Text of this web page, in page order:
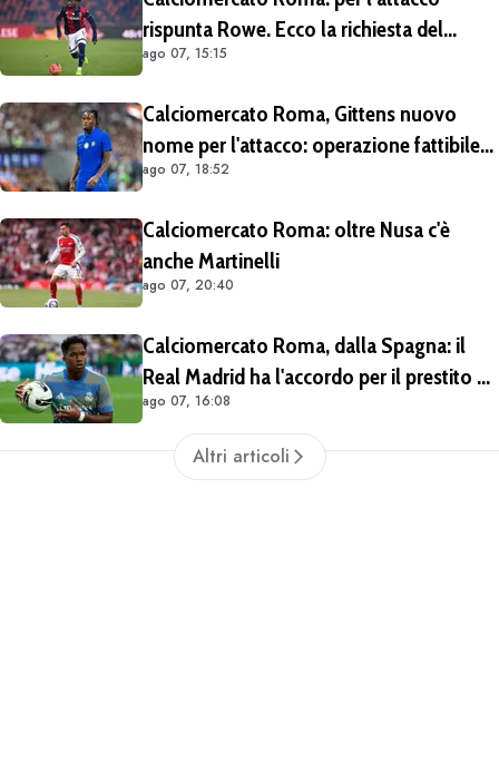
rispunta Rowe. Ecco la richiesta del
Bologna
ago 07, 15:15
Calciomercato Roma, Gittens nuovo
nome per l'attacco: operazione fattibile
solo in prestito
ago 07, 18:52
Calciomercato Roma: oltre Nusa c'è
anche Martinelli
ago 07, 20:40
Calciomercato Roma, dalla Spagna: il
Real Madrid ha l'accordo per il prestito di
Endrick in Premier League
ago 07, 16:08
Altri articoli